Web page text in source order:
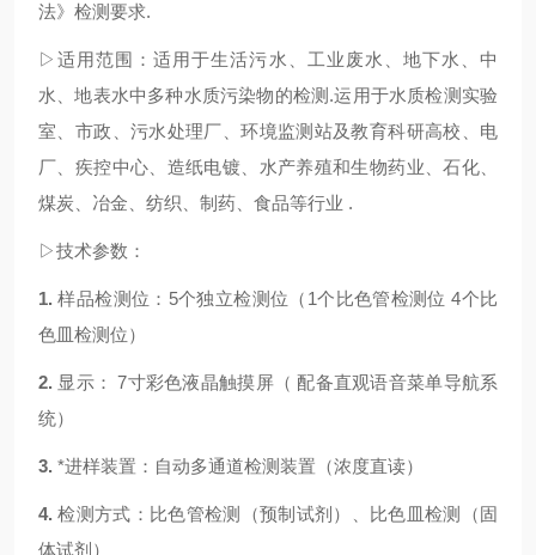
法》检测要求.
▷适用范围：适用于生活污水、工业废水、地下水、中
水、地表水中多种水质污染物的检测 .运用于水质检测实验
室、市政、污水处理厂、环境监测站及教育科研高校、电
厂、疾控中心、造纸电镀、水产养殖和生物药业、石化、
煤炭、冶金、纺织、制药、食品等行业 .
▷技术参数：
1.样品检测位： 5个独立检测位（1个比色管检测位 4个比
色皿检测位）
2. 显示： 7寸彩色液晶触摸屏（ 配备直观语音菜单导航系
统）
3. *进样装置：自动多通道检测装置 （浓度直读）
4.检测方式：比色管检测 （预制试剂） 、比色皿检测
（固
体试剂）